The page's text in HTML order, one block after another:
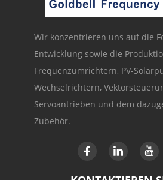
Wir konzentrieren uns auf die
Entwicklung sowie die
Frequenzumrichtern, PV-
Wechselrichtern,
Servoantrieben und dem
Zubehör.